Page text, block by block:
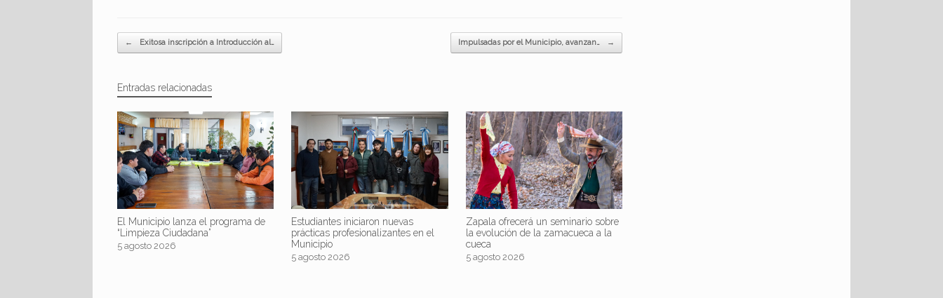
Navegador de artículos
← Exitosa inscripción a Introducción al… Impulsadas por el Municipio, avanzan… →
Entradas relacionadas
El Municipio lanza el programa de
“Limpieza Ciudadana”
5 agosto 2026
Estudiantes iniciaron nuevas
prácticas profesionalizantes en el
Municipio
5 agosto 2026
Zapala ofrecerá un seminario sobre
la evolución de la zamacueca a la
cueca
5 agosto 2026